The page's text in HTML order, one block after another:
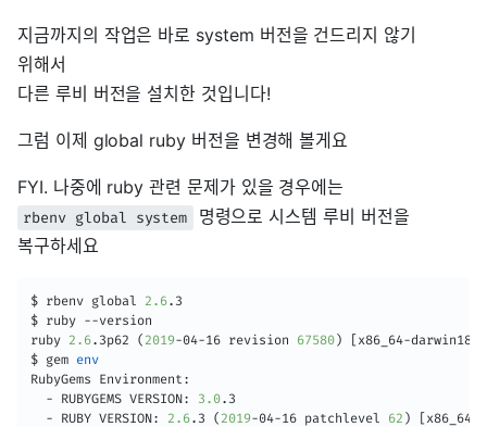
지금까지의 작업은 바로 system 버전을 건드리지 않기
위해서
다른 루비 버전을 설치한 것입니다!
그럼 이제 global ruby 버전을 변경해 볼게요
FYI. 나중에 ruby 관련 문제가 있을 경우에는
rbenv global system
명령으로 시스템 루비 버전을
복구하세요
$ rbenv global 2.6.3
$ ruby --version
ruby 2.6.3p62 ( 2019-04-16 revision 67580) [x86_64-darwin18
$ gem env
RubyGems Environment:
  - RUBYGEMS VERSION:
3.0.3
  - RUBY VERSION:
2.6.3 ( 2019-04-16 patchlevel 62 ) [x86_64-